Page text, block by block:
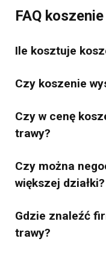
FAQ
Ile kosztuje
Czy koszenie
Czy w cenę
trawy?
Czy można
większej działki?
Gdzie znaleźć
trawy?